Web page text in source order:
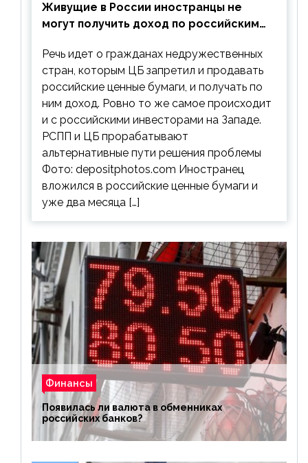
Живущие в России иностранцы не
могут получить доход по российским
Речь идет о гражданах недружественных
стран, которым ЦБ запретил и продавать
российские ценные бумаги, и получать по
ним доход. Ровно то же самое происходит
и с российскими инвесторами на Западе.
РСПП и ЦБ прорабатывают
альтернативные пути решения проблемы
Фото: depositphotos.com Иностранец
вложился в российские ценные бумаги и
уже два месяца […]
Финансы
Появилась ли валюта в обменниках
российских банков?